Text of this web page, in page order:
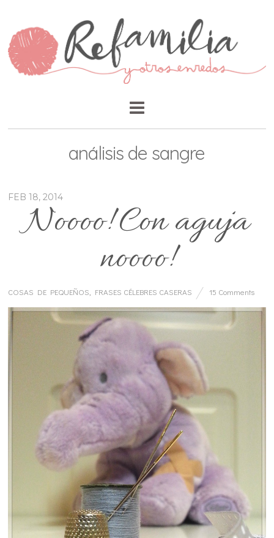
análisis de sangre
FEB 18, 2014
Noooo! Con aguja
noooo!
COSAS DE PEQUEÑOS FRASES CÉLEBRES CASERAS 15 Comments